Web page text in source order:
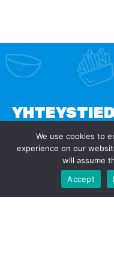
SANOMATALO
Postikuja 2, 00100
0440- 544632
-10% kun tilaat
We use cookies to
experience on our
will assume
Accept